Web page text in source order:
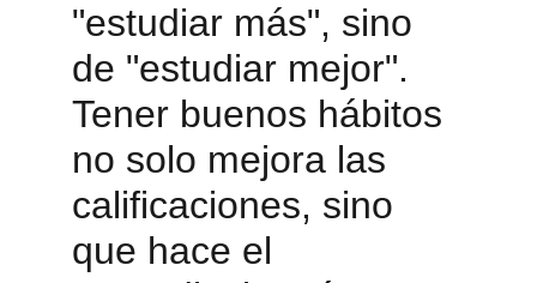
"estudiar más", sino
de "estudiar mejor".
Tener buenos hábitos
no solo mejora las
calificaciones, sino
que hace el